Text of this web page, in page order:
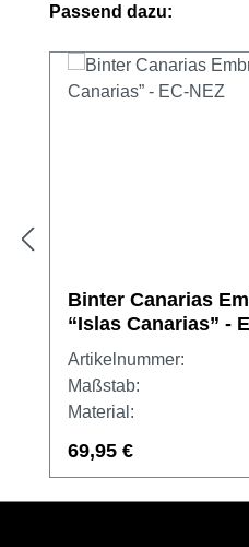
Produktgalerie
Passend dazu:
Binter Canarias
“Islas Canarias” -
Artikelnummer:
Maßstab:
Material:
69,95 €